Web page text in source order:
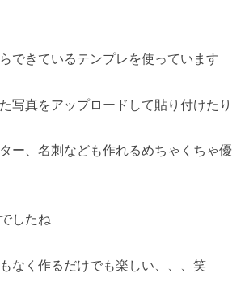
できているテンプレを使っています
写真をアップロードして貼り付けたり
ー、名刺なども作れるめちゃくちゃ優
したね
なく作るだけでも楽しい、、、笑